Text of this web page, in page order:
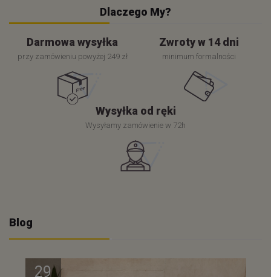
Dlaczego My?
Darmowa wysyłka
przy zamówieniu powyżej 249 zł
Zwroty w 14 dni
minimum formalności
Wysyłka od ręki
Wysyłamy zamówienie w 72h
Blog
29